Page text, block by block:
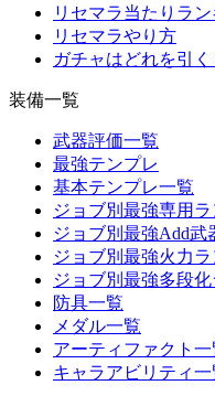
リセマラ当たりラ
リセマラやり方
ガチャはどれを引く
装備一覧
武器評価一覧
最強テンプレ
基本テンプレ一覧
ジョブ別最強専用
ジョブ別最強Add武
ジョブ別最強火力
ジョブ別最強多段
防具一覧
メダル一覧
アーティファクト一
キャラアビリティ一